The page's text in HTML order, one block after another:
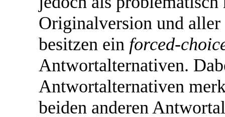
Originalversion und
besitzen ein forced-
Antwortalternativen.
Antwortalternativen
beiden anderen